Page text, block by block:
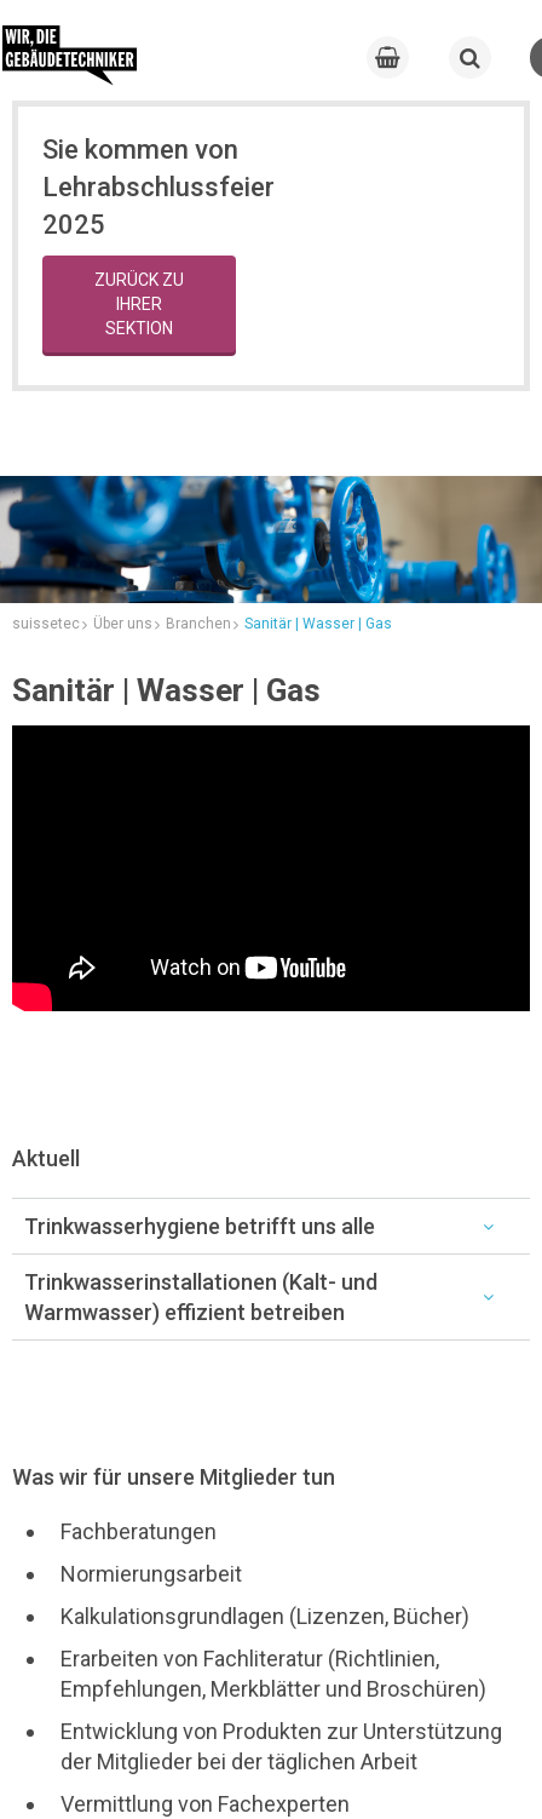
Sie kommen von
Lehrabschlussfeier
2025
ZURÜCK ZU
IHRER
SEKTION
suissetec Über uns Branchen Sanitär | Wasser | Gas
Sanitär | Wasser | Gas
Aktuell
Trinkwasserhygiene betrifft uns alle
Trinkwasserinstallationen (Kalt- und
Warmwasser) effizient betreiben
Was wir für unsere Mitglieder tun
Fachberatungen
Normierungsarbeit
Kalkulationsgrundlagen (Lizenzen, Bücher)
Erarbeiten von Fachliteratur (Richtlinien,
Empfehlungen, Merkblätter und Broschüren)
Entwicklung von Produkten zur Unterstützung
der Mitglieder bei der täglichen Arbeit
Vermittlung von Fachexperten